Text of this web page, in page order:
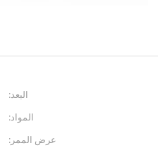
البعد:
المواد:
عرض الممر: